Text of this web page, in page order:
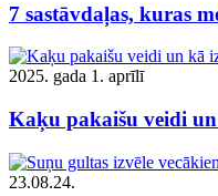
7 sastāvdaļas, kuras
2025. gada 1. aprīlī
Kaķu pakaišu veidi un
23.08.24.